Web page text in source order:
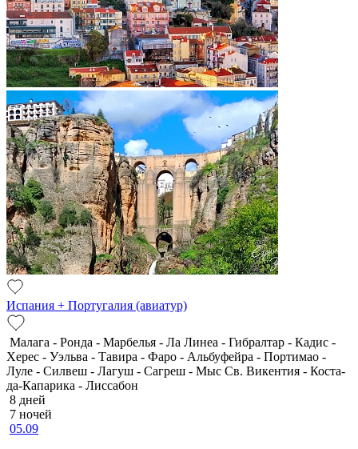
Испания + Португалия (авиатур)
Малага - Ронда - Марбелья - Ла Линеа - Гибралтар - Кадис -
Херес - Уэльва - Тавира - Фаро - Альбуфейра - Портимао -
Луле - Силвеш - Лагуш - Сагреш - Мыс Св. Викентия - Коста-
да-Капарика - Лиссабон
8 дней
7 ночей
05.09